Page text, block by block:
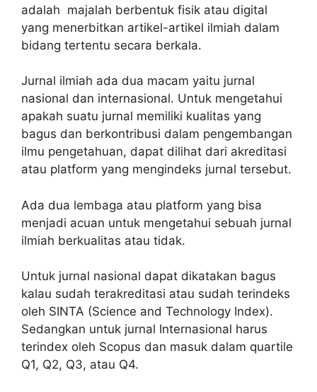
adalah majalah berbentuk fisik atau digital
yang menerbitkan artikel-artikel ilmiah dalam
bidang tertentu secara berkala.
Jurnal ilmiah ada dua macam yaitu jurnal
nasional dan internasional. Untuk mengetahui
apakah suatu jurnal memiliki kualitas yang
bagus dan berkontribusi dalam pengembangan
ilmu pengetahuan, dapat dilihat dari akreditasi
atau platform yang mengindeks jurnal tersebut.
Ada dua lembaga atau platform yang bisa
menjadi acuan untuk mengetahui sebuah jurnal
ilmiah berkualitas atau tidak.
Untuk jurnal nasional dapat dikatakan bagus
kalau sudah terakreditasi atau sudah terindeks
oleh SINTA (Science and Technology Index).
Sedangkan untuk jurnal Internasional harus
terindex oleh Scopus dan masuk dalam quartile
Q1, Q2, Q3, atau Q4.